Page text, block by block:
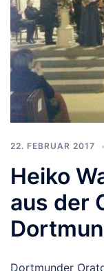
22. FEBRUAR 2017
Heiko
aus der
Dortmunder